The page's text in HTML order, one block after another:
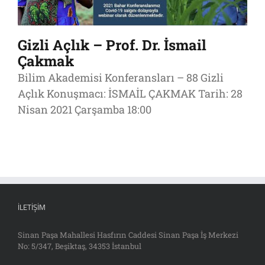
Gizli Açlık – Prof. Dr. İsmail
Çakmak
Bilim Akademisi Konferansları – 88 Gizli
Açlık Konuşmacı: İSMAİL ÇAKMAK Tarih: 28
Nisan 2021 Çarşamba 18:00
İLETIŞIM
Sinan Paşa Mahallesi Hasfırın Caddesi Sinan Paşa İş Merkezi
No: 5/347, Beşiktaş, 34353 İstanbul